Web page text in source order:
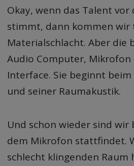
Okay, wenn das Talent
stimmt, dann kommen wir
Materialschlacht. Aber die
Audio Computer, Mikrofon
Interface. Sie beginnt
und seiner Raumakustik.
Und schon wieder sind wir
dem Mikrofon stattfindet.
schlecht klingenden Raum